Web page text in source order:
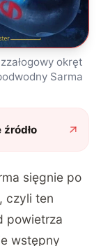
okręt
Sarma
sięgnie po
czyli ten
powietrza
wstępny